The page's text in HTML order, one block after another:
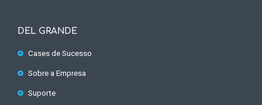
DEL GRANDE
Cases de Sucesso
Sobre a Empresa
Suporte